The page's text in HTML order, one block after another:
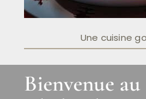
Une cuisine
Bienvenue au